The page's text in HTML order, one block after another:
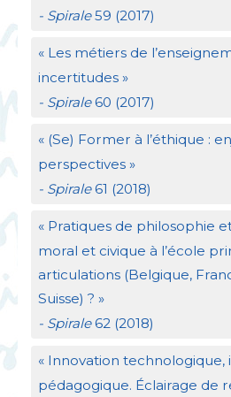
- Spirale59 (2017)
« Les métiers de
incertitudes »
- Spirale60 (2017)
« (Se) Former à l’éthique :
perspectives »
- Spirale61 (2018)
« Pratiques de philosophie
moral et civique à l’école
articulations (Belgique,
Suisse) ? »
- Spirale62 (2018)
« Innovation technologique,
pédagogique. Éclairage de